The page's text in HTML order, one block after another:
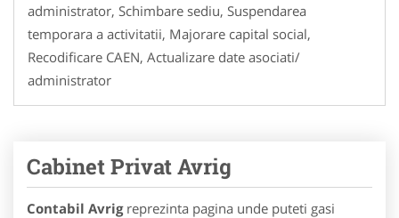
administrator, Schimbare sediu, Suspendarea
temporara a activitatii, Majorare capital social,
Recodificare CAEN, Actualizare date asociati/
administrator
Cabinet Privat Avrig
Contabil Avrigreprezinta pagina unde puteti gasi